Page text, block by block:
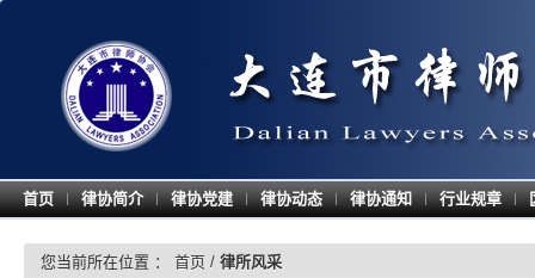
首页 | 律协简介 | 律协党建 | 律协动态 | 律协通知 | 行业规章 |
您当前所在位置 ： 首页 / 律所风采